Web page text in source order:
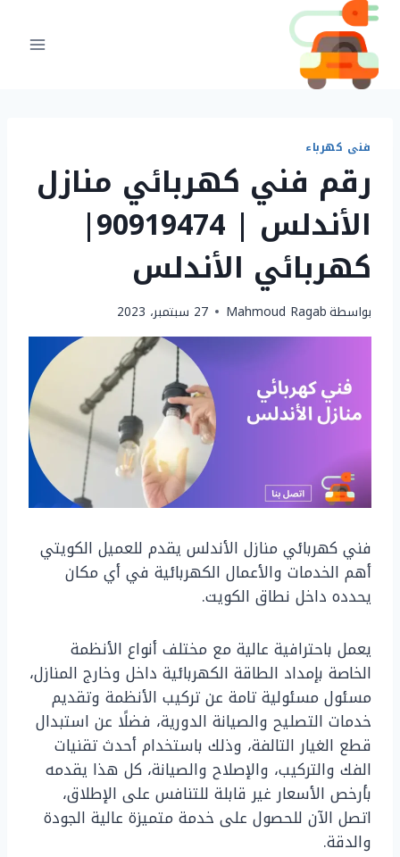
التجاوز
المحتوى
فنى كهرباء
رقم فني كهربائي منازل
الأندلس | 90919474|
كهربائي الأندلس
بواسطةMahmoud Ragab 27 سبتمبر، 2023
فني كهربائي منازل الأندلس يقدم للعميل الكويتي
أهم الخدمات والأعمال الكهربائية في أي مكان
يحدده داخل نطاق الكويت.
يعمل باحترافية عالية مع مختلف أنواع الأنظمة
الخاصة بإمداد الطاقة الكهربائية داخل وخارج المنازل،
مسئول مسئولية تامة عن تركيب الأنظمة وتقديم
خدمات التصليح والصيانة الدورية، فضلًا عن استبدال
قطع الغيار التالفة، وذلك باستخدام أحدث تقنيات
الفك والتركيب، والإصلاح والصيانة، كل هذا يقدمه
بأرخص الأسعار غير قابلة للتنافس على الإطلاق،
اتصل الآن للحصول على خدمة متميزة عالية الجودة
والدقة.